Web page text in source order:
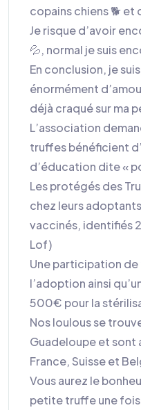
copains chiens 🐕 et
Je risque d’avoir
💦, normal je suis
En conclusion, je
énormément
déjà craqué sur ma
L’association
truffes bénéficient
d’éducation dite «
Les protégés des
chez leurs
vaccinés, identifiés
Lof)
Une participation
l’adoption ainsi
500€ pour la
Nos loulous se
Guadeloupe et
France, Suisse et
Vous aurez le
petite truffe une fois